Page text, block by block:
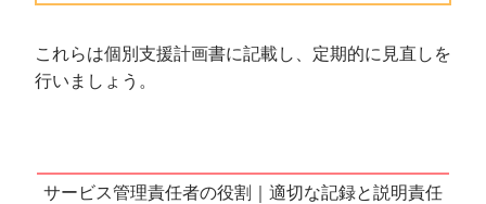
これらは個別支援計画書に記載し、定期的に見直しを
行いましょう。
サービス管理責任者の役割｜適切な記録と説明責任